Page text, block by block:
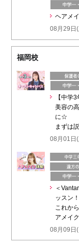
ヘアメ
08月29日
福岡校
【中学3
美容の
に☆
まずは
08月01日
＜
ッスン
これか
アメイ
08月09日